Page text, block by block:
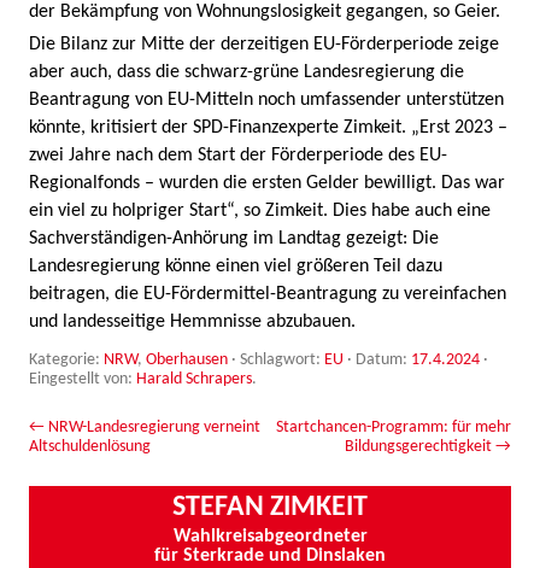
der Bekämpfung von Wohnungslosigkeit gegangen, so Geier.
Die Bilanz zur Mitte der derzeitigen EU-Förderperiode zeige
aber auch, dass die schwarz-grüne Landesregierung die
Beantragung von EU-Mitteln noch umfassender unterstützen
könnte, kritisiert der SPD-Finanzexperte Zimkeit. „Erst 2023 –
zwei Jahre nach dem Start der Förderperiode des EU-
Regionalfonds – wurden die ersten Gelder bewilligt. Das war
ein viel zu holpriger Start“, so Zimkeit. Dies habe auch eine
Sachverständigen-Anhörung im Landtag gezeigt: Die
Landesregierung könne einen viel größeren Teil dazu
beitragen, die EU-Fördermittel-Beantragung zu vereinfachen
und landesseitige Hemmnisse abzubauen.
Kategorie: NRW, Oberhausen · Schlagwort: EU · Datum: 17.4.2024 ·
Eingestellt von: Harald Schrapers.
Beitrags-Navigation
← NRW-Landesregierung verneint
Altschuldenlösung
Startchancen-Programm: für mehr
Bildungsgerechtigkeit →
STEFAN ZIMKEIT
Wahlkreisabgeordneter
für Sterkrade und Dinslaken